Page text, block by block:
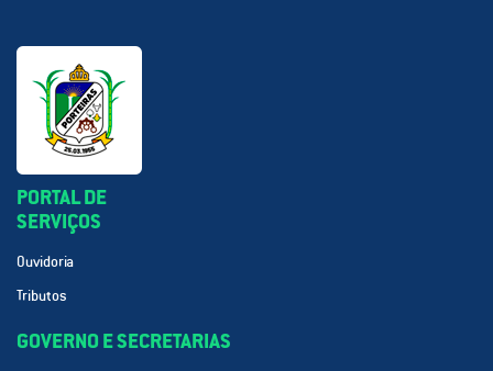
PORTAL DE
SERVIÇOS
Ouvidoria
Tributos
GOVERNO E SECRETARIAS